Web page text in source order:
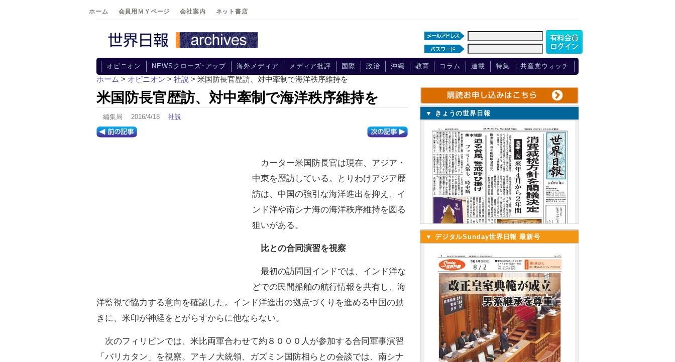
ホーム 会員用ＭＹページ 会社案内 ネット書店
オピニオン NEWSクローズ･アップ 海外メディア メディア批評 国際 政治 沖縄 教育 コラム 連載 特集 共産党ウォッチ
ホーム > オピニオン > 社説 > 米国防長官歴訪、対中牽制で海洋秩序維持を
米国防長官歴訪、対中牽制で海洋秩序維持を
編集局 2016/4/18 社説
カーター米国防長官は現在、アジア・
中東を歴訪している。とりわけアジア歴
訪は、中国の強引な海洋進出を抑え、イ
ンド洋や南シナ海の海洋秩序維持を図る
狙いがある。
比との合同演習を視察
最初の訪問国インドでは、インド洋な
どでの民間船舶の航行情報を共有し、海
洋監視で協力する意向を確認した。インド洋進出の拠点づくりを進める中国の動
きに、米印が神経をとがらすからに他ならない。
次のフィリピンでは、米比両軍合わせて約８０００人が参加する合同軍事演習
「バリカタン」を視察。アキノ大統領、ガズミン国防相らとの会談では、南シナ
▼ きょうの世界日報
▼ デジタルSunday世界日報 最新号